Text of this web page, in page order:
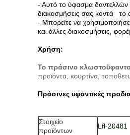
- Αυτό το ύφασμα δαντελλών
διακοσμήσεις σας κοντά το
- Μπορείτε να
και άλλες διακοσμήσεις,
Χρήση:
Το πράσινο
προϊόντα, κουρτίνα,
Πράσινες υφαντικές
Στοιχείο
προϊόντων
Lfl-20481